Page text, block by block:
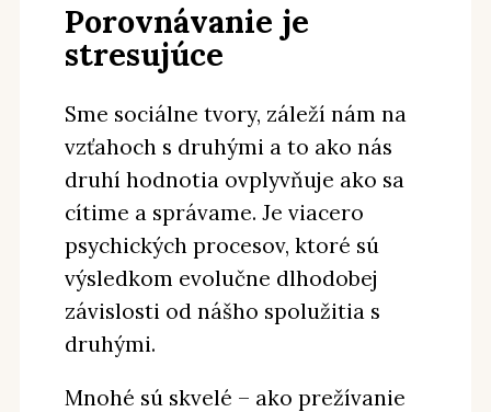
Porovnávanie je
stresujúce
Sme sociálne tvory, záleží nám na
vzťahoch s druhými a to ako nás
druhí hodnotia ovplyvňuje ako sa
cítime a správame. Je viacero
psychických procesov, ktoré sú
výsledkom evolučne dlhodobej
závislosti od nášho spolužitia s
druhými.
Mnohé sú skvelé – ako prežívanie